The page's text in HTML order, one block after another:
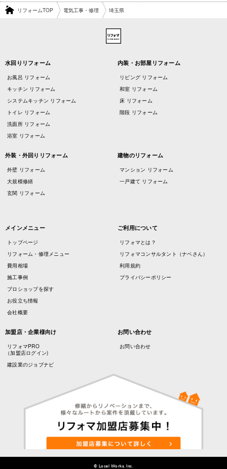
リフォームTOP 電気工事・修理 埼玉県
水回りリフォーム
お風呂 リフォーム
キッチン リフォーム
システムキッチン リフォーム
トイレ リフォーム
洗面所 リフォーム
浴室 リフォーム
内装・お部屋リフォーム
リビング リフォーム
和室 リフォーム
床 リフォーム
階段 リフォーム
外装・外回りリフォーム
外壁 リフォーム
大規模修繕
玄関 リフォーム
建物のリフォーム
マンション リフォーム
一戸建て リフォーム
メインメニュー
トップページ
リフォーム・修理メニュー
費用相場
施工事例
プロショップを探す
お役立ち情報
会社概要
ご利用について
リフォマとは？
リフォマコンサルタント（ナベさん）
利用規約
プライバシーポリシー
加盟店・企業様向け
リフォマPRO
（加盟店ログイン)
建設業のジョブナビ
お問い合わせ
お問い合わせ
© Local Works, Inc.